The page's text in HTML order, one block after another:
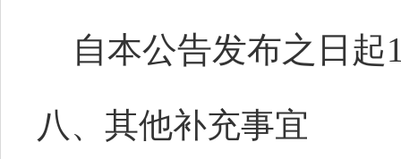
自本公告发布之日起
八、其他补充事宜